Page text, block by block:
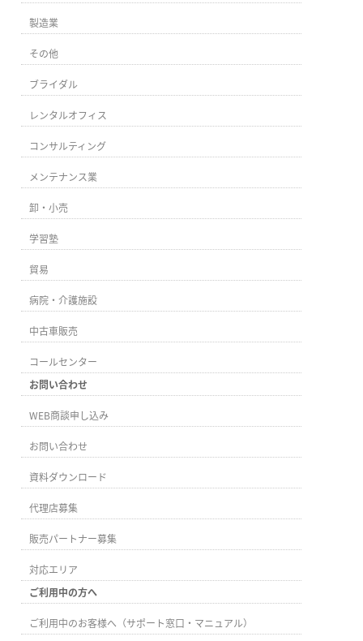
製造業
その他
ブライダル
レンタルオフィス
コンサルティング
メンテナンス業
卸・小売
学習塾
貿易
病院・介護施設
中古車販売
コールセンター
お問い合わせ
WEB商談申し込み
お問い合わせ
資料ダウンロード
代理店募集
販売パートナー募集
対応エリア
ご利用中の方へ
ご利用中のお客様へ（サポート窓口・マニュアル）